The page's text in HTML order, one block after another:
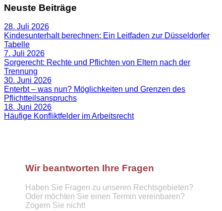
Neuste Beiträge
28. Juli 2026
Kindesunterhalt berechnen: Ein Leitfaden zur Düsseldorfer
Tabelle
7. Juli 2026
Sorgerecht: Rechte und Pflichten von Eltern nach der
Trennung
30. Juni 2026
Enterbt – was nun? Möglichkeiten und Grenzen des
Pflichtteilsanspruchs
18. Juni 2026
Häufige Konfliktfelder im Arbeitsrecht
Wir beantworten Ihre Fragen
Haben Sie Fragen zu unseren Rechtsgebieten?
Oder möchten Sie einen Termin vereinbaren?
Zögern Sie nicht!